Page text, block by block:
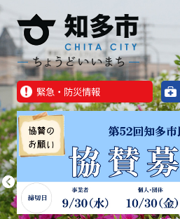
緊急・防災情報